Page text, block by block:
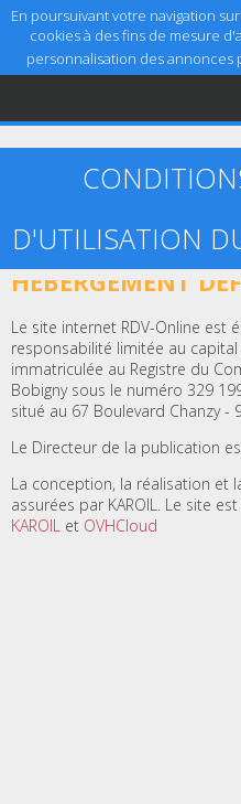
En poursuivant votre navigation
cookies à des fins de mesure
personnalisation des annonces
Accueil
Aide
D'UTILISATION
ARTICLE 1 –
HÉBERGEMENT
Le site internet RDV-Online est
responsabilité limitée au
immatriculée au Registre du
Bobigny sous le numéro 329
situé au 67 Boulevard Chanzy -
Le Directeur de la publication
La conception, la réalisation et
assurées par KAROIL. Le site
KAROIL et OVHCloud